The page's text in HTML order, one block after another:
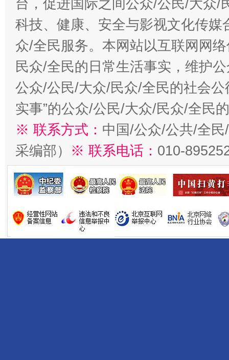
台，促进国际之间公众/公民/大众/
科技、健康、安全与影视文化传
众/全民服务。本网站以互联网网
民众/全民的日常生活事实，维护
公众/公民/大众/民众/全民的社会公
实事”的公众/公民/大众/民众/全民
※ 联系方式： 中国/公众/公共/全
采编部） ※ 联系电话： 010-